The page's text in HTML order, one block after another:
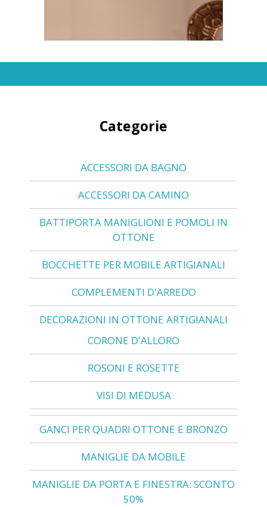
Categorie
ACCESSORI DA BAGNO
ACCESSORI DA CAMINO
BATTIPORTA MANIGLIONI E POMOLI IN
OTTONE
BOCCHETTE PER MOBILE ARTIGIANALI
COMPLEMENTI D'ARREDO
DECORAZIONI IN OTTONE ARTIGIANALI
CORONE D'ALLORO
ROSONI E ROSETTE
VISI DI MEDUSA
GANCI PER QUADRI OTTONE E BRONZO
MANIGLIE DA MOBILE
MANIGLIE DA PORTA E FINESTRA: SCONTO
50%